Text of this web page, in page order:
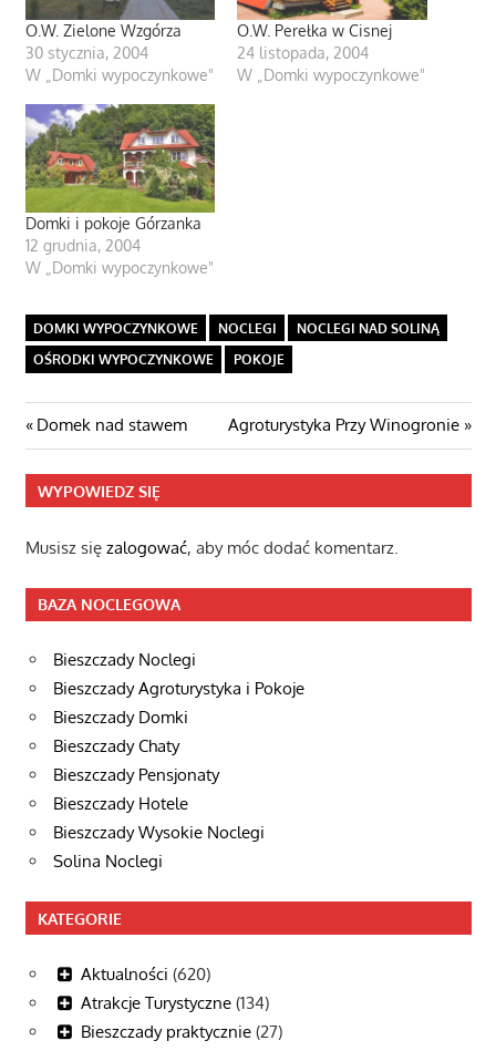
O.W. Zielone Wzgórza
30 stycznia, 2004
W „Domki wypoczynkowe"
O.W. Perełka w Cisnej
24 listopada, 2004
W „Domki wypoczynkowe"
Domki i pokoje Górzanka
12 grudnia, 2004
W „Domki wypoczynkowe"
DOMKI WYPOCZYNKOWE NOCLEGI
NOCLEGI NAD SOLINĄ
OŚRODKI WYPOCZYNKOWE
POKOJE
Nawigacja
wpisu
Poprzedni
post:
Domek nad stawem
Następny
wpis
Agroturystyka Przy Winogronie
WYPOWIEDZ SIĘ
Musisz się zalogować, aby móc dodać komentarz.
BAZA NOCLEGOWA
Bieszczady Noclegi
Bieszczady Agroturystyka i Pokoje
Bieszczady Domki
Bieszczady Chaty
Bieszczady Pensjonaty
Bieszczady Hotele
Bieszczady Wysokie Noclegi
Solina Noclegi
KATEGORIE
Aktualności (620)
Atrakcje Turystyczne (134)
Bieszczady praktycznie (27)